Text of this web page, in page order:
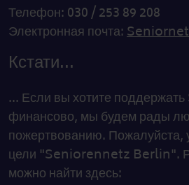
Телефон: 030 / 253 89 208
Электронная почта:
Кстати...
... Если вы хотите
финансово, мы будем рады
пожертвованию. Пожалуйста,
цели "Seniorennetz Berlin".
можно найти здесь: